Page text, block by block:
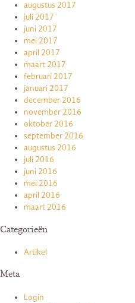
augustus 2017
juli 2017
juni 2017
mei 2017
april 2017
maart 2017
februari 2017
januari 2017
december 2016
november 2016
oktober 2016
september 2016
augustus 2016
juli 2016
juni 2016
mei 2016
april 2016
maart 2016
Categorieën
Artikel
Meta
Login